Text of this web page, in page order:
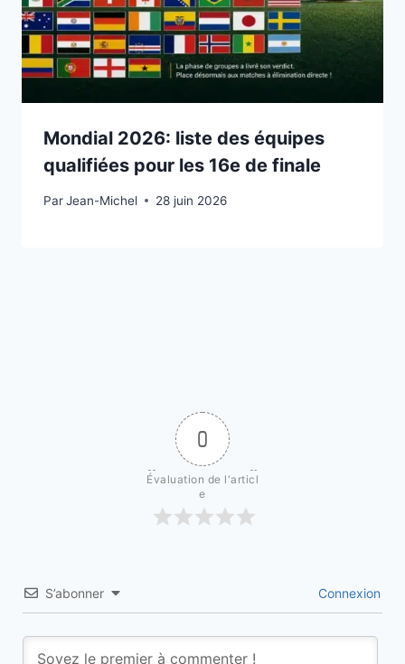
Mondial 2026: liste des équipes
qualifiées pour les 16e de finale
ParJean-Michel
27 juin 2026 28 juin 2026
0
Évaluation de l'articl
e
S’abonner Connexion